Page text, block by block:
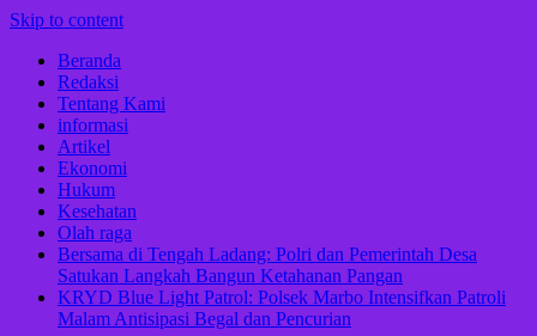
Skip to content
Beranda
Redaksi
Tentang Kami
informasi
Artikel
Ekonomi
Hukum
Kesehatan
Olah raga
Bersama di Tengah Ladang: Polri dan Pemerintah Desa
Satukan Langkah Bangun Ketahanan Pangan
KRYD Blue Light Patrol: Polsek Marbo Intensifkan Patroli
Malam Antisipasi Begal dan Pencurian